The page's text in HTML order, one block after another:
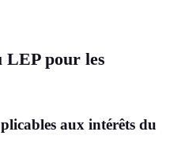
LEP pour les
aux intérêts du